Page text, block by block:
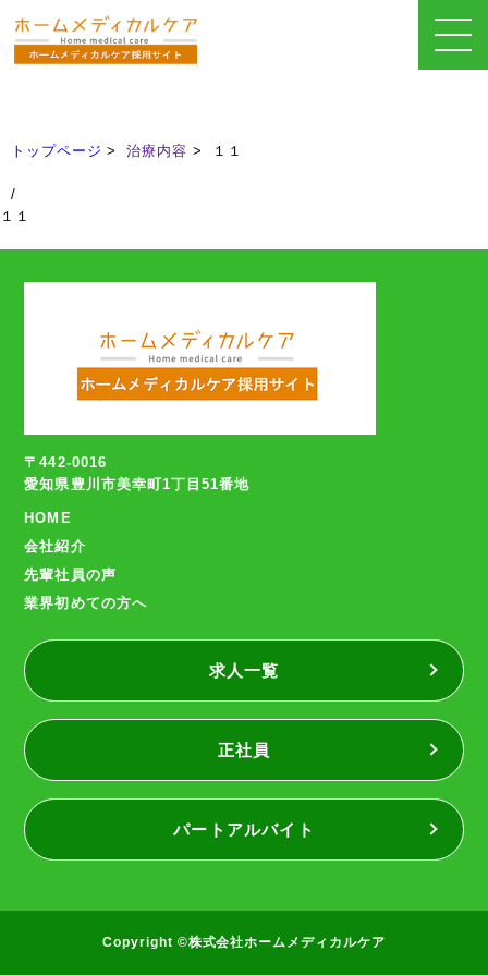
トップページ 治療内容 １１
/
１１
〒442-0016
愛知県豊川市美幸町1丁目51番地
HOME
会社紹介
先輩社員の声
業界初めての方へ
求人一覧
正社員
パートアルバイト
Copyright ©株式会社ホームメディカルケア